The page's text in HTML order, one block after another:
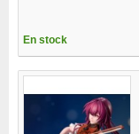
En stock